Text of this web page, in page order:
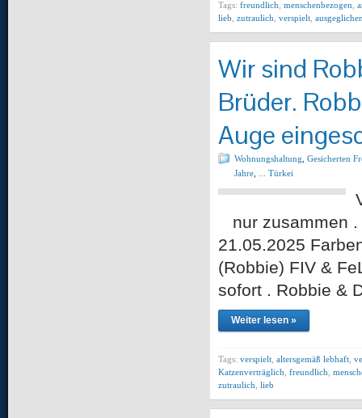
Tags: freundlich menschenbezogen
lieb zutraulich verspielt
Wir sind
Brüder.
Auge
Wohnungshaltung Gesicherten
Jahre
... Türkei
nur zusammen .
21.05.2025
(Robbie) FIV &
sofort . Robbie &
Weiter lesen »
Tags: verspielt altersgemäß lebhaft
Katzenverträglich freundlich
zutraulich lieb